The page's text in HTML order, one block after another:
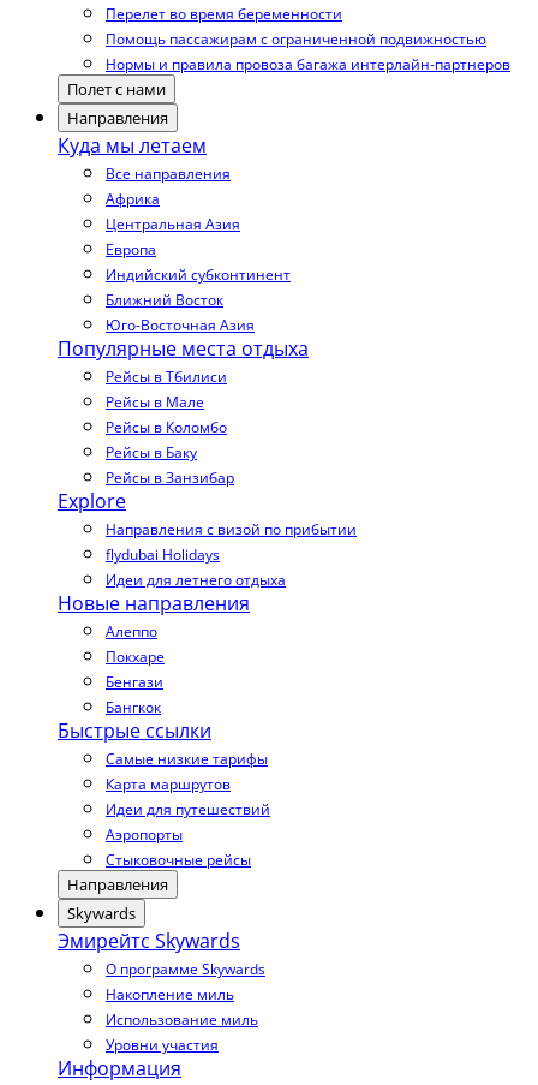
Перелет во время беременности
Помощь пассажирам с ограниченной подвижностью
Нормы и правила провоза багажа интерлайн-партнеров
Полет с нами
Направления
Куда мы летаем
Все направления
Африка
Центральная Азия
Европа
Индийский субконтинент
Ближний Восток
Юго-Восточная Азия
Популярные места отдыха
Рейсы в Тбилиси
Рейсы в Мале
Рейсы в Коломбо
Рейсы в Баку
Рейсы в Занзибар
Explore
Направления с визой по прибытии
flydubai Holidays
Идеи для летнего отдыха
Новые направления
Алеппо
Покхаре
Бенгази
Бангкок
Быстрые ссылки
Самые низкие тарифы
Карта маршрутов
Идеи для путешествий
Аэропорты
Стыковочные рейсы
Направления
Skywards
Эмирейтс Skywards
О программе Skywards
Накопление миль
Использование миль
Уровни участия
Информация